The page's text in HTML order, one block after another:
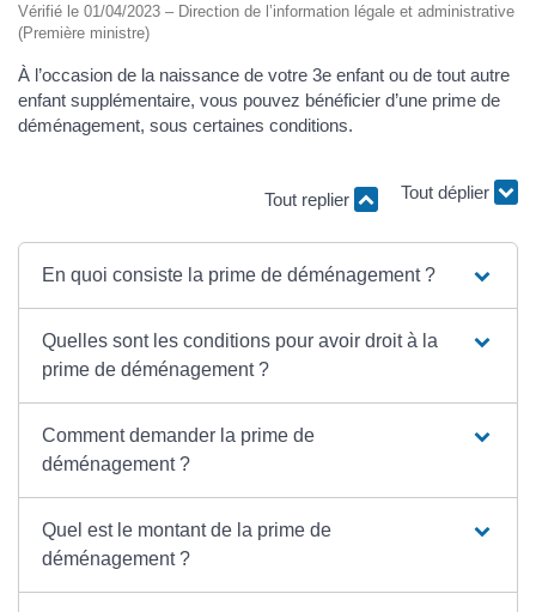
Vérifié le 01/04/2023 – Direction de l’information légale et administrative
(Première ministre)
À l’occasion de la naissance de votre 3e enfant ou de tout autre
enfant supplémentaire, vous pouvez bénéficier d’une prime de
déménagement, sous certaines conditions.
Tout replier Tout déplier
En quoi consiste la prime de déménagement ?
Quelles sont les conditions pour avoir droit à la
prime de déménagement ?
Comment demander la prime de
déménagement ?
Quel est le montant de la prime de
déménagement ?